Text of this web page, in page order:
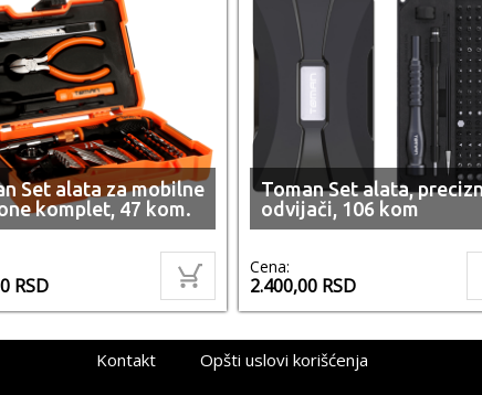
Set alata za mobilne
komplet, 47 kom.
RSD
Toman Set alata,
odvijači, 106 kom
Cena:
2.400,00 RSD
Kontakt Opšti uslovi korišćenja